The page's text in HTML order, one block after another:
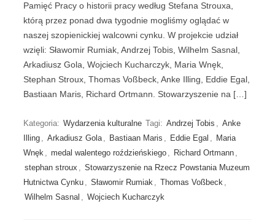
Pamięć Pracy o historii pracy według Stefana Strouxa,
którą przez ponad dwa tygodnie mogliśmy oglądać w
naszej szopienickiej walcowni cynku. W projekcie udział
wzięli: Sławomir Rumiak, Andrzej Tobis, Wilhelm Sasnal,
Arkadiusz Gola, Wojciech Kucharczyk, Maria Wnęk,
Stephan Stroux, Thomas Voßbeck, Anke Illing, Eddie Egal,
Bastiaan Maris, Richard Ortmann. Stowarzyszenie na […]
Kategoria: Wydarzenia kulturalne Tagi: Andrzej Tobis , Anke
Illing , Arkadiusz Gola , Bastiaan Maris , Eddie Egal , Maria
Wnęk , medal walentego roździeńskiego , Richard Ortmann ,
stephan stroux , Stowarzyszenie na Rzecz Powstania Muzeum
Hutnictwa Cynku , Sławomir Rumiak , Thomas Voßbeck ,
Wilhelm Sasnal , Wojciech Kucharczyk